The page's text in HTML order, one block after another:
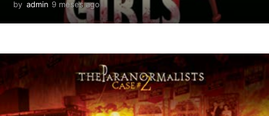
by admin 9 meses ago9
m
a
g
o